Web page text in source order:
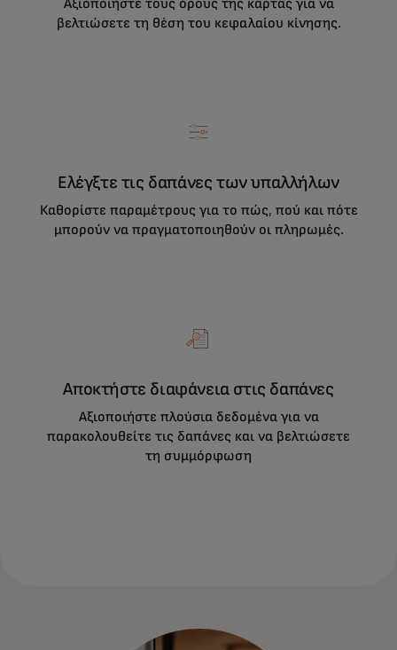
Αξιοποιήστε τους όρους της κάρτας για να
βελτιώσετε τη θέση του κεφαλαίου κίνησης.
Ελέγξτε τις δαπάνες των υπαλλήλων
Καθορίστε παραμέτρους για το πώς, πού και πότε
μπορούν να πραγματοποιηθούν οι πληρωμές.
Αποκτήστε διαφάνεια στις δαπάνες
Αξιοποιήστε πλούσια δεδομένα για να
παρακολουθείτε τις δαπάνες και να βελτιώσετε
τη συμμόρφωση